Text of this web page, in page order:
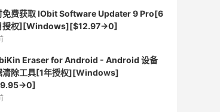
免费获取 IObit Software Updater 9 Pro[6
授权][Windows][$12.97→0]
Eraser for Android - Android 设备
清除工具[1年授权][Windows]